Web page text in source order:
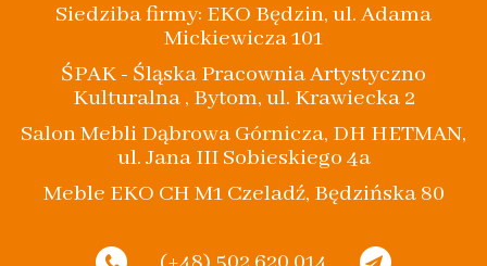
Siedziba firmy: EKO Będzin, ul. Adama
Mickiewicza 101
ŚPAK - Śląska Pracownia Artystyczno
Kulturalna , Bytom, ul. Krawiecka 2
Salon Mebli Dąbrowa Górnicza, DH HETMAN,
ul. Jana III Sobieskiego 4a
Meble EKO CH M1 Czeladź, Będzińska 80